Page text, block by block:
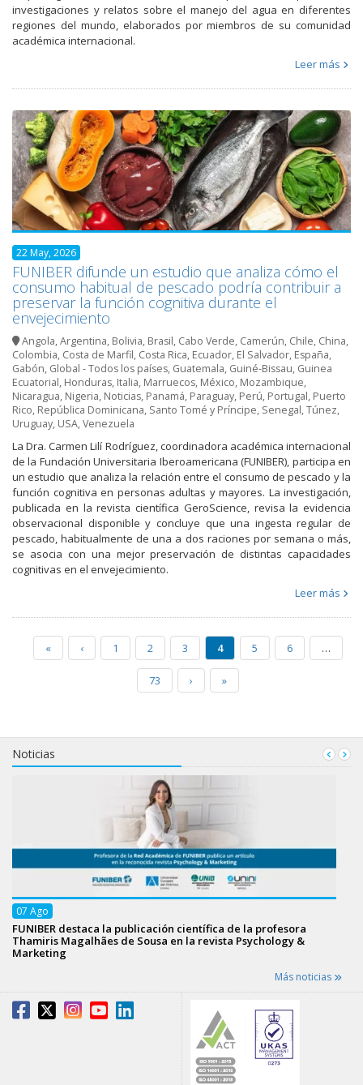
investigaciones y relatos sobre el manejo del agua en diferentes
regiones del mundo, elaborados por miembros de su comunidad
académica internacional.
Leer más
22 May, 2026
FUNIBER difunde un estudio que analiza cómo el
consumo habitual de pescado podría contribuir a
preservar la función cognitiva durante el
envejecimiento
Angola,Argentina, Bolivia, Brasil, Cabo Verde, Camerún, Chile, China,
Colombia, Costa de Marfil, Costa Rica, Ecuador, El Salvador, España,
Gabón, Global - Todos los países, Guatemala, Guiné-Bissau, Guinea
Ecuatorial, Honduras, Italia, Marruecos, México, Mozambique,
Nicaragua, Nigeria, Noticias, Panamá, Paraguay, Perú, Portugal, Puerto
Rico, República Dominicana, Santo Tomé y Príncipe, Senegal,Túnez,
Uruguay, USA,Venezuela
La Dra. Carmen Lilí Rodríguez, coordinadora académica internacional
de la Fundación Universitaria Iberoamericana (FUNIBER), participa en
un estudio que analiza la relación entre el consumo de pescado y la
función cognitiva en personas adultas y mayores. La investigación,
publicada en la revista científica GeroScience, revisa la evidencia
observacional disponible y concluye que una ingesta regular de
pescado, habitualmente de una a dos raciones por semana o más,
se asocia con una mejor preservación de distintas capacidades
cognitivas en el envejecimiento.
Leer más
« ‹ 1 2 3 4 5 6 …
73 › »
Noticias
07 Ago
FUNIBER destaca la publicación científica de la profesora
Thamiris Magalhães de Sousa en la revista Psychology &
Marketing
Más noticias